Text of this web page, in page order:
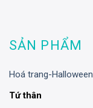
SẢN PHẨM
Hoá trang-Halloween
Tứ thân